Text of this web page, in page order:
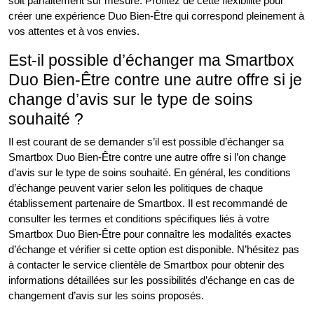
créer une expérience Duo Bien-Être qui correspond pleinement à
vos attentes et à vos envies.
Est-il possible d’échanger ma Smartbox
Duo Bien-Être contre une autre offre si je
change d’avis sur le type de soins
souhaité ?
Il est courant de se demander s’il est possible d’échanger sa
Smartbox Duo Bien-Être contre une autre offre si l’on change
d’avis sur le type de soins souhaité. En général, les conditions
d’échange peuvent varier selon les politiques de chaque
établissement partenaire de Smartbox. Il est recommandé de
consulter les termes et conditions spécifiques liés à votre
Smartbox Duo Bien-Être pour connaître les modalités exactes
d’échange et vérifier si cette option est disponible. N’hésitez pas
à contacter le service clientèle de Smartbox pour obtenir des
informations détaillées sur les possibilités d’échange en cas de
changement d’avis sur les soins proposés.